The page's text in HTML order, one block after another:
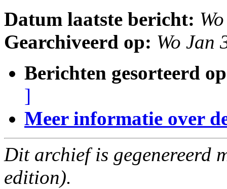
Datum laatste bericht:
Gearchiveerd op: Wo Jan
Berichten gesorteerd
]
Meer informatie over
Dit archief is gegenereerd
edition).